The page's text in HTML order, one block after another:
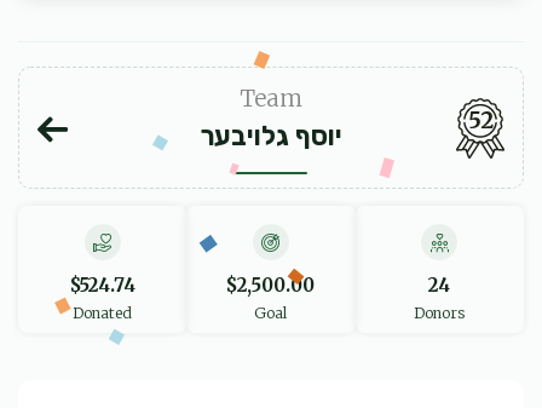
Team
יוסף גלויבער
52
$524.74
Donated
$2,500.00
Goal
24
Donors